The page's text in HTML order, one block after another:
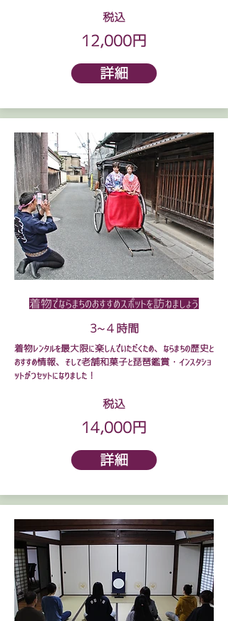
税込
12,000円
詳細
3~４時間
着物レンタルを最大限に楽しんでいただくため、ならまちの歴史と
おすすめ情報、そして老舗和菓子と琵琶鑑賞・インスタショ
ットがつセットになりました！
着物でならまちのおすすめスポットを訪ねましょう
税込
14,000円
詳細